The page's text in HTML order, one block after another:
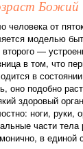
Божий
человека от
моделью
второго —
в том, что
в
оно подобно
здоровый
ноги, руки,
части тела
в единой